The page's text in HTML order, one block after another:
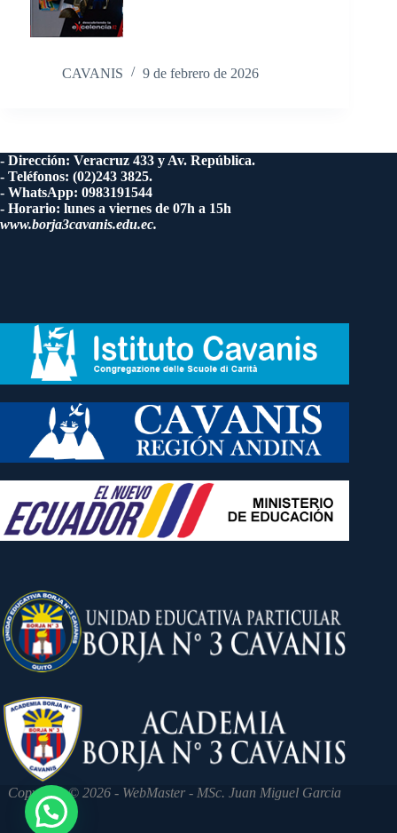
CAVANIS 9 de febrero de 2026
- Dirección: Veracruz 433 y Av. República.
- Teléfonos: (02)243 3825.
- WhatsApp: 0983191544
- Horario: lunes a viernes de 07h a 15h
www.borja3cavanis.edu.ec.
Copyright © 2026 - WebMaster - MSc. Juan Miguel Garcia